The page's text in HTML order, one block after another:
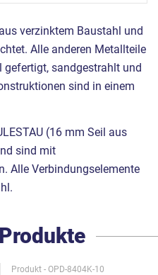
verzinktem Baustahl und
Alle anderen Metallteile
sandgestrahlt und
sind in einem
(16 mm Seil aus
sind mit
Alle Verbindungselemente
Produkte
Produkt - OPD-8404K-10